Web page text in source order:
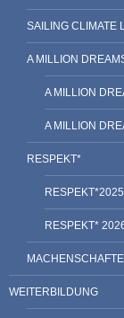
SAILING CLIMATE
A MILLION
A MILLION
A MILLION
RESPEKT*
RESPEKT*2025
RESPEKT*
WEITERBILDUNG